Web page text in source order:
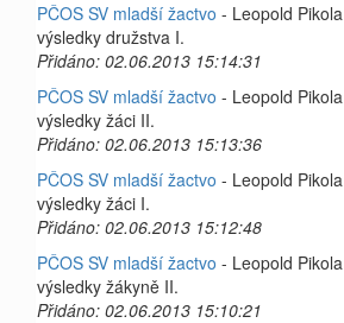
PČOS SV mladší žactvo - Leopold Pikola
výsledky družstva I.
Přidáno: 02.06.2013 15:14:31
PČOS SV mladší žactvo - Leopold Pikola
výsledky žáci II.
Přidáno: 02.06.2013 15:13:36
PČOS SV mladší žactvo - Leopold Pikola
výsledky žáci I.
Přidáno: 02.06.2013 15:12:48
PČOS SV mladší žactvo - Leopold Pikola
výsledky žákyně II.
Přidáno: 02.06.2013 15:10:21